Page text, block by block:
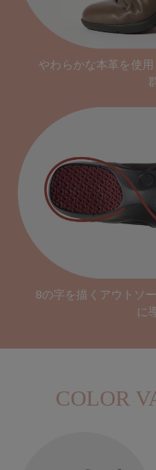
やわらかな本革を使
8の字を描くアウトソ
に
COLOR